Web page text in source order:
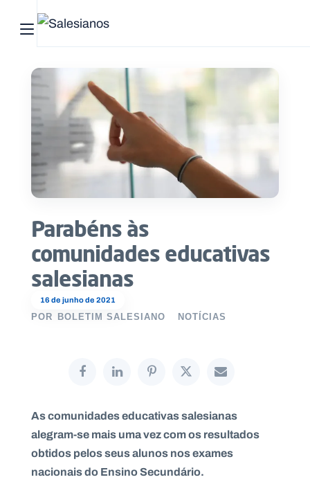
Abrir menu principal
16 de junho de 2021
Parabéns às
comunidades educativas
salesianas
POR BOLETIM SALESIANO NOTÍCIAS
As comunidades educativas salesianas
alegram-se mais uma vez com os resultados
obtidos pelos seus alunos nos exames
nacionais do Ensino Secundário.
Pesquisar no site
Início
Quem
somos
O
que
fazemos
Recursos
Notícias
A
N
A
C
I
O
N